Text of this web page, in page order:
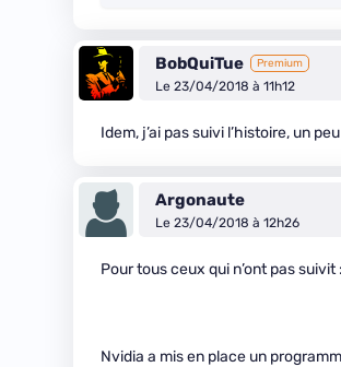
BobQuiTue Premium
Le 23/04/2018 à 11h12
Idem, j’ai pas suivi l’histoire, un
Argonaute
Le 23/04/2018 à 12h26
Pour tous ceux qui n’ont pas suivit :
Nvidia a mis en place un